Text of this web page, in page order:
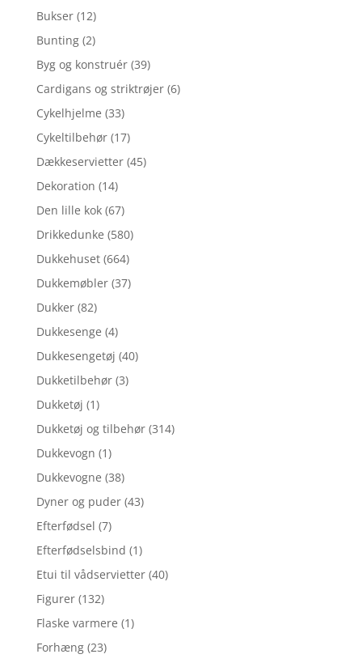
Bukser (12)
Bunting (2)
Byg og konstruér (39)
Cardigans og striktrøjer (6)
Cykelhjelme (33)
Cykeltilbehør (17)
Dækkeservietter (45)
Dekoration (14)
Den lille kok (67)
Drikkedunke (580)
Dukkehuset (664)
Dukkemøbler (37)
Dukker (82)
Dukkesenge (4)
Dukkesengetøj (40)
Dukketilbehør (3)
Dukketøj (1)
Dukketøj og tilbehør (314)
Dukkevogn (1)
Dukkevogne (38)
Dyner og puder (43)
Efterfødsel (7)
Efterfødselsbind (1)
Etui til vådservietter (40)
Figurer (132)
Flaske varmere (1)
Forhæng (23)